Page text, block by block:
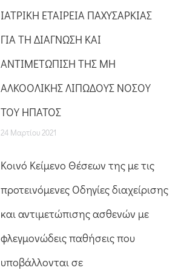
ΙΑΤΡΙΚΗ ΕΤΑΙΡΕΙΑ ΠΑΧΥΣΑΡΚΙΑΣ
ΓΙΑ ΤΗ ΔΙΑΓΝΩΣΗ ΚΑΙ
ΑΝΤΙΜΕΤΩΠΙΣΗ ΤΗΣ MΗ
ΑΛΚΟΟΛΙΚΗΣ ΛΙΠΩΔΟΥΣ ΝΟΣΟΥ
ΤΟΥ ΗΠΑΤΟΣ
24 Μαρτίου 2021
Κοινό Κείμενο Θέσεων της με τις
προτεινόμενες Οδηγίες διαχείρισης
και αντιμετώπισης ασθενών με
φλεγμονώδεις παθήσεις που
υποβάλλονται σε